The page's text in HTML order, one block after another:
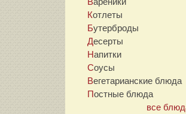
Котлеты
Бутерброды
Десерты
Напитки
Соусы
Вегетарианские блюда
Постные блюда
все